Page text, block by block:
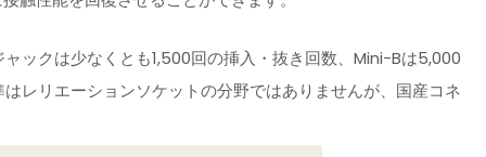
ックは少なくとも1,500回の挿入・抜き回数、Mini-Bは5,000
レリエーションソケットの分野ではありませんが、国産コネ